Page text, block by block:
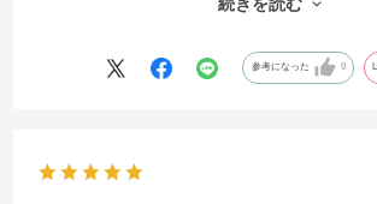
ガラスなので、中身がわかること、におい移りがな
今、使っている保存容器はほぼこのシリーズです。
参考になった 0